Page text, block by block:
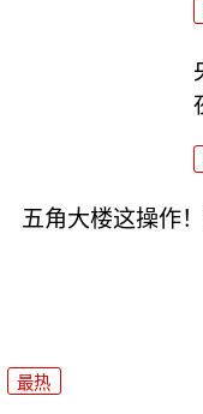
五角大楼这操作
最热